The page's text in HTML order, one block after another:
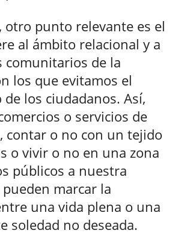
otro punto relevante es el
al ámbito relacional y a
comunitarios de la
los que evitamos el
los ciudadanos. Así,
o servicios de
contar o no con un tejido
o vivir o no en una zona
públicos a nuestra
marcar la
una vida plena o una
soledad no deseada.